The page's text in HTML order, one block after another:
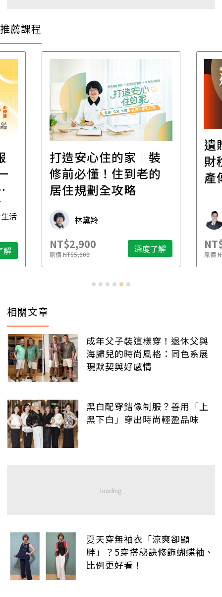
推薦課程
活
解
打造安心住的家｜裝
修前必懂！住到老的
居住規劃全攻略
林黛羚
NT$2,900
原價NT$5,600 深度了解
遺
財
產
原價
相關文章
成年父子裝這樣穿！退休父與
海歸兒的時尚風格：同色系展
現默契與好感情
黑白配穿錯像制服？善用「上
黑下白」穿出時尚輕盈品味
夏天穿無袖衣「涼爽卻顯
胖」？5穿搭秘訣修飾蝴蝶袖、
比例更好看！